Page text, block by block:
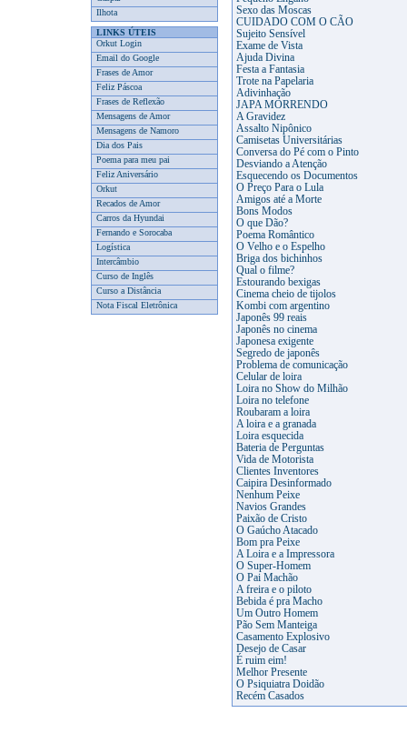
Ilhota
LINKS ÚTEIS
Orkut Login
Email do Google
Frases de Amor
Feliz Páscoa
Frases de Reflexão
Mensagens de Amor
Mensagens de Namoro
Dia dos Pais
Poema para meu pai
Feliz Aniversário
Orkut
Recados de Amor
Carros da Hyundai
Fernando e Sorocaba
Logística
Intercâmbio
Curso de Inglês
Curso a Distância
Nota Fiscal Eletrônica
Sexo das Moscas
CUIDADO COM O CÃO
Sujeito Sensível
Exame de Vista
Ajuda Divina
Festa a Fantasia
Trote na Papelaria
Adivinhação
JAPA MORRENDO
A Gravidez
Assalto Nipônico
Camisetas Universitárias
Conversa do Pé com o Pinto
Desviando a Atenção
Esquecendo os Documentos
O Preço Para o Lula
Amigos até a Morte
Bons Modos
O que Dão?
Poema Romântico
O Velho e o Espelho
Briga dos bichinhos
Qual o filme?
Estourando bexigas
Cinema cheio de tijolos
Kombi com argentino
Japonês 99 reais
Japonês no cinema
Japonesa exigente
Segredo de japonês
Problema de comunicação
Celular de loira
Loira no Show do Milhão
Loira no telefone
Roubaram a loira
A loira e a granada
Loira esquecida
Bateria de Perguntas
Vida de Motorista
Clientes Inventores
Caipira Desinformado
Nenhum Peixe
Navios Grandes
Paixão de Cristo
O Gaúcho Atacado
Bom pra Peixe
A Loira e a Impressora
O Super-Homem
O Pai Machão
A freira e o piloto
Bebida é pra Macho
Um Outro Homem
Pão Sem Manteiga
Casamento Explosivo
Desejo de Casar
É ruim eim!
Melhor Presente
O Psiquiatra Doidão
Recém Casados